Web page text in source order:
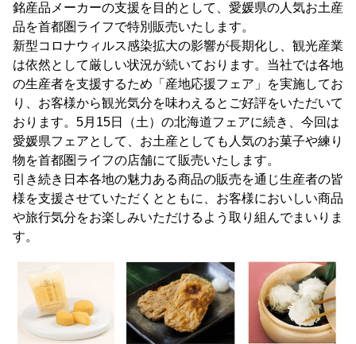
銘産品メーカーの支援を目的として、愛媛県の人気お土産
品を首都圏ライフで特別販売いたします。
新型コロナウィルス感染拡大の影響が長期化し、観光産業
は依然として厳しい状況が続いております。当社では各地
の生産者を支援するため「産地応援フェア」を実施してお
り、お客様から観光気分を味わえるとご好評をいただいて
おります。5月15日（土）の北海道フェアに続き、今回は
愛媛県フェアとして、お土産としても人気のお菓子や練り
物を首都圏ライフの店舗にて販売いたします。
引き続き日本各地の魅力ある商品の販売を通じ生産者の皆
様を支援させていただくとともに、お客様においしい商品
や旅行気分をお楽しみいただけるよう取り組んでまいりま
す。